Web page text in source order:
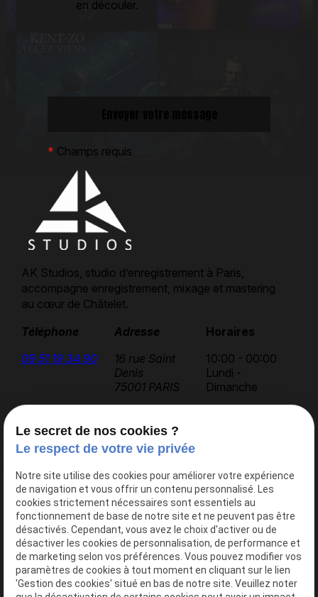
en découler.
* Champs requis
AK Studios, studio d’enregistrement à Paris,
accompagne enregistrement, mixage et mastering
au cœur de Châtelet.
Téléphone
09 51 19 34 90
Adresse
16 rue Saint
Denis
75001 PARIS
Horaires
10:00 - 00:00
Lundi -
Dimanche
Accueil
Actualités
Contact
Nos services
Studio 1
Studio 2
Le secret de nos cookies ?
Le respect de votre vie privée
Notre site utilise des cookies pour améliorer votre expérience
de navigation et vous offrir un contenu personnalisé. Les
cookies strictement nécessaires sont essentiels au
fonctionnement de base de notre site et ne peuvent pas être
désactivés. Cependant, vous avez le choix d'activer ou de
désactiver les cookies de personnalisation, de performance et
de marketing selon vos préférences. Vous pouvez modifier vos
paramètres de cookies à tout moment en cliquant sur le lien
'Gestion des cookies' situé en bas de notre site. Veuillez noter